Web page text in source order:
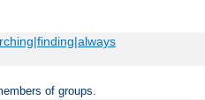
of groups.